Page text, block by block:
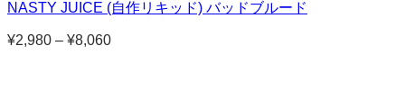
NASTY JUICE (自作リキッド) バッドブルード
¥2,980 – ¥8,060価